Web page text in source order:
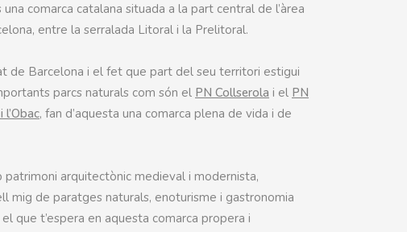
comarca catalana situada a la part central de l’àrea
entre la serralada Litoral i la Prelitoral.
de Barcelona i el fet que part del seu territori estigui
parcs naturals com són el PN Collserola i el PN
, fan d’aquesta una comarca plena de vida i de
patrimoni arquitectònic medieval i modernista,
mig de paratges naturals, enoturisme i gastronomia
que t’espera en aquesta comarca propera i